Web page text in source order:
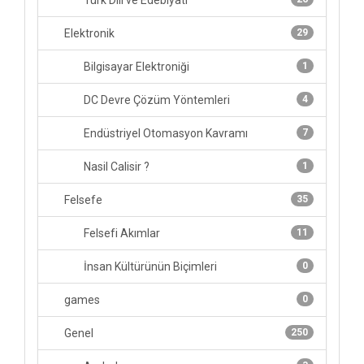
29
Elektronik
1
Bilgisayar Elektroniği
4
DC Devre Çözüm Yöntemleri
7
Endüstriyel Otomasyon Kavramı
1
Nasil Calisir ?
35
Felsefe
11
Felsefi Akımlar
0
İnsan Kültürünün Biçimleri
0
games
250
Genel